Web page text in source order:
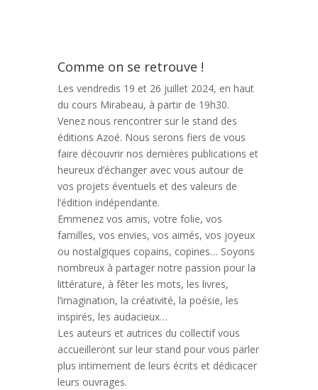
Comme on se retrouve !
Les vendredis 19 et 26 juillet 2024, en haut
du cours Mirabeau, à partir de 19h30.
Venez nous rencontrer sur le stand des
éditions Azoé. Nous serons fiers de vous
faire découvrir nos dernières publications et
heureux d’échanger avec vous autour de
vos projets éventuels et des valeurs de
l’édition indépendante.
Emmenez vos amis, votre folie, vos
familles, vos envies, vos aimés, vos joyeux
ou nostalgiques copains, copines… Soyons
nombreux à partager notre passion pour la
littérature, à fêter les mots, les livres,
l’imagination, la créativité, la poésie, les
inspirés, les audacieux…
Les auteurs et autrices du collectif vous
accueilleront sur leur stand pour vous parler
plus intimement de leurs écrits et dédicacer
leurs ouvrages.